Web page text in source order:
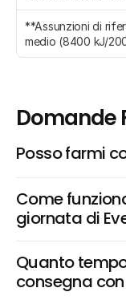
**Assunzioni di
medio (8400 kJ/
Domande
Posso farmi
Come
giornata di
Quanto
consegna con